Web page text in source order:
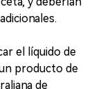
el líquido de
producto de
de